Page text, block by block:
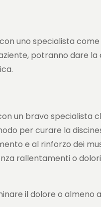
uno specialista
potranno dare la
un bravo specialista
per curare la
e al rinforzo dei
rallentamenti o
il dolore o almeno